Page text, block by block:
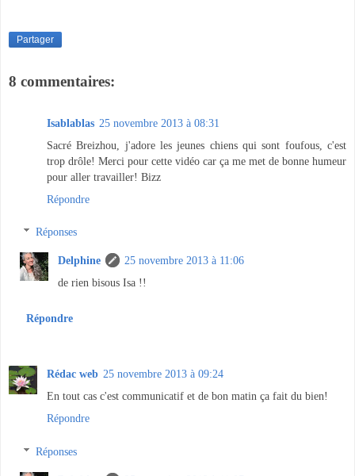
Partager
8 commentaires:
Isablablas 25 novembre 2013 à 08:31
Sacré Breizhou, j'adore les jeunes chiens qui sont foufous, c'est
trop drôle! Merci pour cette vidéo car ça me met de bonne humeur
pour aller travailler! Bizz
Répondre
Réponses
Delphine
25 novembre 2013 à 11:06
de rien bisous Isa !!
Répondre
Rédac web 25 novembre 2013 à 09:24
En tout cas c'est communicatif et de bon matin ça fait du bien!
Répondre
Réponses